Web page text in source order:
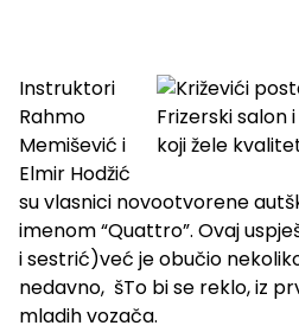
Instruktori
Rahmo
Memišević i
Elmir Hodžić
su vlasnici novootvorene
imenom “Quattro”. Ovaj
i sestrić)već je obučio
nedavno, šTo bi se reklo, iz
mladih vozača.